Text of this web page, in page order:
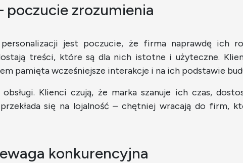
poczucie zrozumienia
jest poczucie, że firma naprawdę ich
treści, które są dla nich istotne i użyteczne.
pamięta wcześniejsze interakcje i na ich podstawie
Klienci czują, że marka szanuje ich czas,
się na lojalność – chętniej wracają do firm,
konkurencyjna